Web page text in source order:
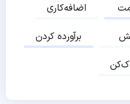
اضافه‌کاری
برآورده کردن